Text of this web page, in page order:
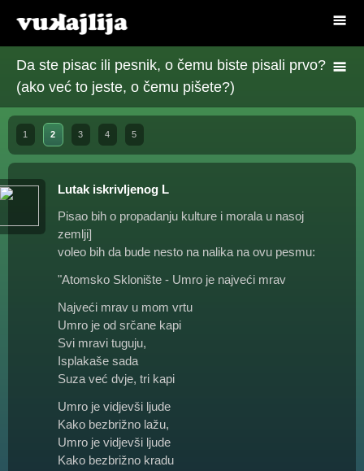
Da ste pisac ili pesnik, o čemu biste pisali prvo?
(ako već to jeste, o čemu pišete?)
1 2 3 4 5
Lutak iskrivljenog L
Pisao bih o propadanju kulture i morala u nasoj
zemlji]
voleo bih da bude nesto na nalika na ovu pesmu:
"Atomsko Sklonište - Umro je najveći mrav
Najveći mrav u mom vrtu
Umro je od srčane kapi
Svi mravi tuguju,
Isplakaše sada
Suza već dvje, tri kapi
Umro je vidjevši ljude
Kako bezbrižno lažu,
Umro je vidjevši ljude
Kako bezbrižno kradu